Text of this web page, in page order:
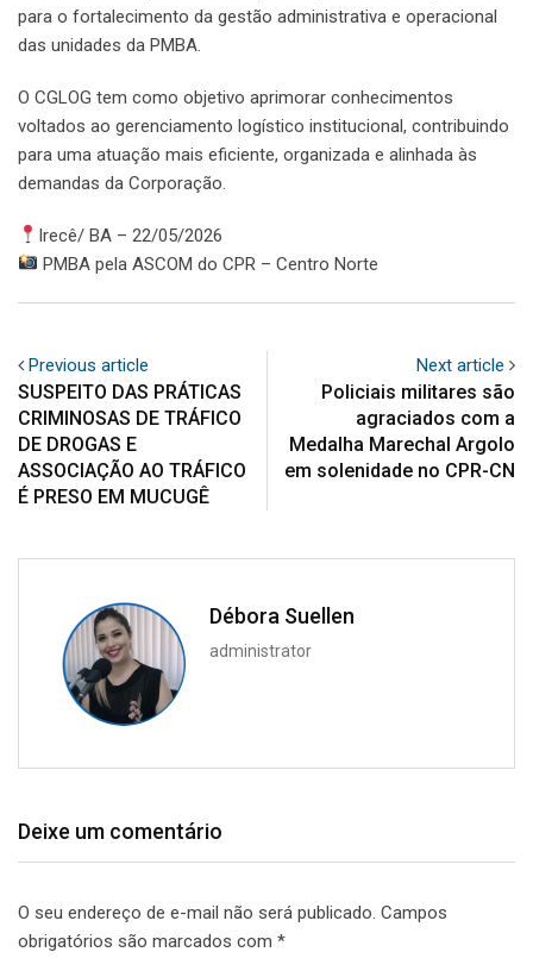
para o fortalecimento da gestão administrativa e operacional
das unidades da PMBA.
O CGLOG tem como objetivo aprimorar conhecimentos
voltados ao gerenciamento logístico institucional, contribuindo
para uma atuação mais eficiente, organizada e alinhada às
demandas da Corporação.
Irecê/ BA – 22/05/2026
PMBA pela ASCOM do CPR – Centro Norte
Previous article
SUSPEITO DAS PRÁTICAS
CRIMINOSAS DE TRÁFICO
DE DROGAS E
ASSOCIAÇÃO AO TRÁFICO
É PRESO EM MUCUGÊ
Next article
Policiais militares são
agraciados com a
Medalha Marechal Argolo
em solenidade no CPR-CN
Débora Suellen
administrator
Deixe um comentário
O seu endereço de e-mail não será publicado. Campos
obrigatórios são marcados com *